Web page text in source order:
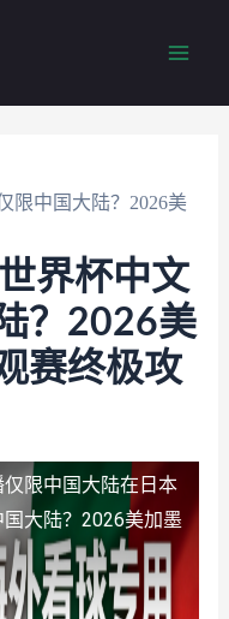
限中国大陆？2026美
界杯中文
？2026美
赛终极攻
限中国大陆在日本
大陆？2026美加墨